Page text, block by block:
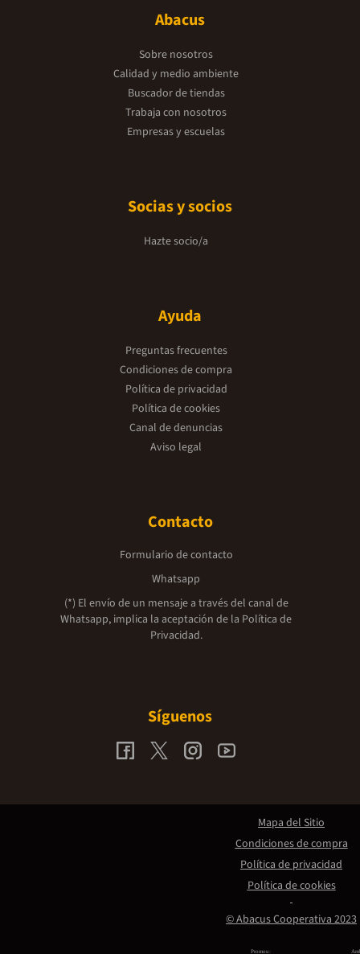
Abacus
Sobre nosotros
Calidad y medio ambiente
Buscador de tiendas
Trabaja con nosotros
Empresas y escuelas
Socias y socios
Hazte socio/a
Ayuda
Preguntas frecuentes
Condiciones de compra
Política de privacidad
Política de cookies
Canal de denuncias
Aviso legal
Contacto
Formulario de contacto
Whatsapp
(*) El envío de un mensaje a través del canal de
Whatsapp, implica la aceptación de la Política de
Privacidad.
Síguenos
Promou:
© Abacus Cooperativa 2023
Mapa del Sitio
Condiciones de compra
Política de privacidad
Política de cookies